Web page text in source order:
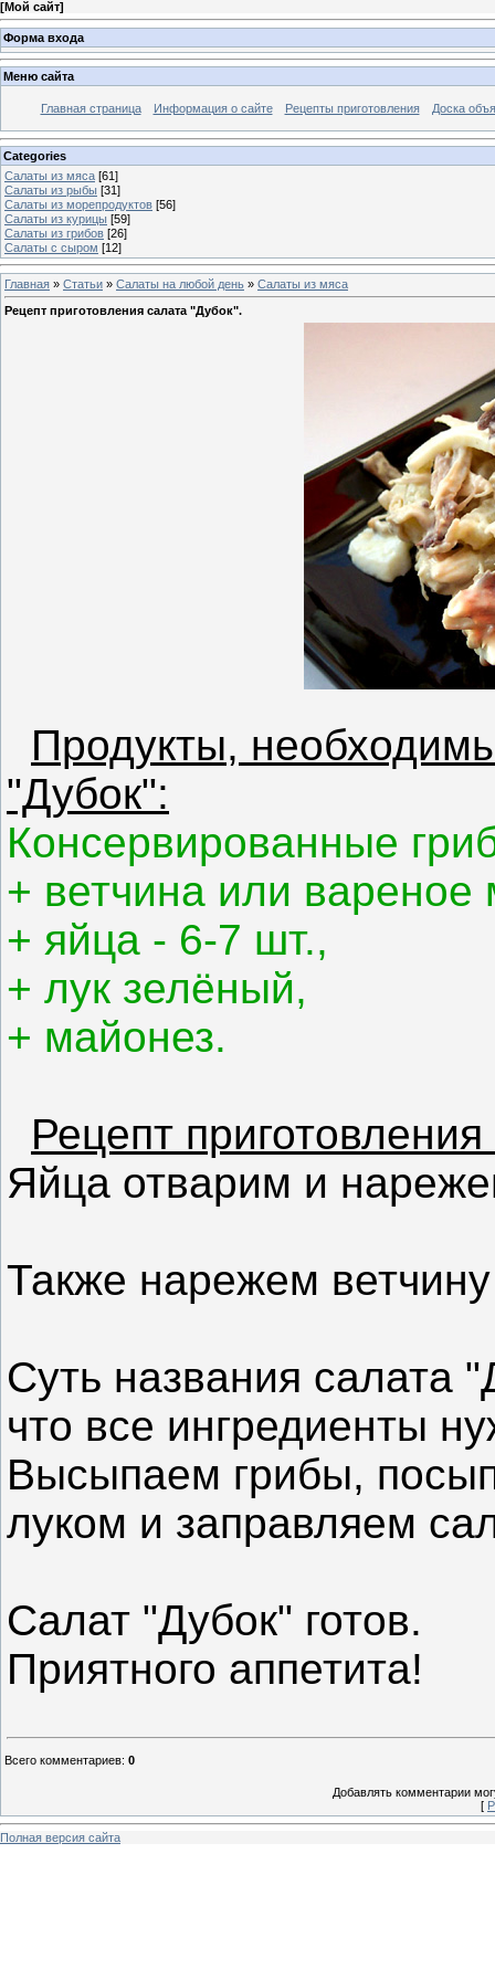
[Мой сайт]
Форма входа
Меню сайта
Главная страница Информация о сайте Рецепты приготовления Доска
Categories
Салаты из мяса [61]
Салаты из рыбы [31]
Салаты из морепродуктов [56]
Салаты из курицы [59]
Салаты из грибов [26]
Салаты с сыром [12]
Главная » Статьи » Салаты на любой день » Салаты из мяса
Рецепт приготовления салата "Дубок".
Продукты,
"Дубок":
Консервированные
+ ветчина или вареное
+ яйца - 6-7 шт.,
+ лук зелёный,
+ майонез.
Рецепт
Яйца отварим и
Также нарежем
Суть названия салата
что все ингредиенты
Высыпаем грибы,
луком и заправляем
Салат "Дубок" готов.
Приятного аппетита!
Всего комментариев: 0
Добавлять комментарии
[
Полная версия сайта